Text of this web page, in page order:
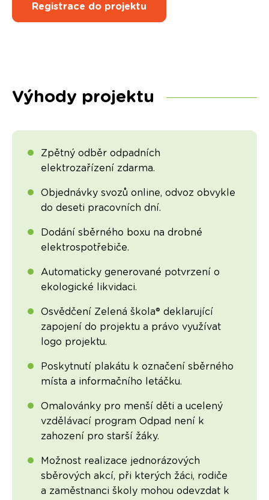
Registrace do projektu
Výhody projektu
Zpětný odběr odpadních
elektrozařízení zdarma.
Objednávky svozů online, odvoz obvykle
do deseti pracovních dní.
Dodání sběrného boxu na drobné
elektrospotřebiče.
Automaticky generované potvrzení o
ekologické likvidaci.
Osvědčení Zelená škola® deklarující
zapojení do projektu a právo využívat
logo projektu.
Poskytnutí plakátu k označení sběrného
místa a informačního letáčku.
Omalovánky pro menší děti a ucelený
vzdělávací program Odpad není k
zahození pro starší žáky.
Možnost realizace jednorázových
sběrových akcí, při kterých žáci, rodiče
a zaměstnanci školy mohou odevzdat k